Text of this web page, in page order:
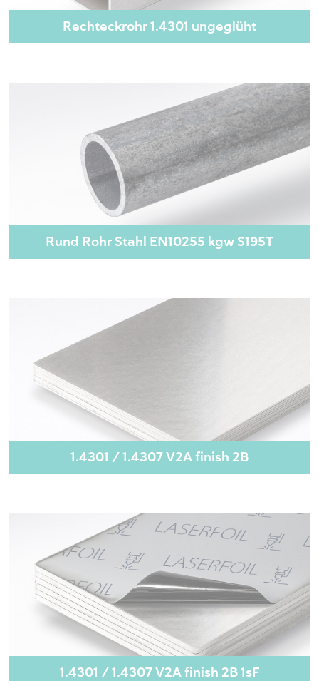
Rechteckrohr 1.4301 ungeglüht
Rund Rohr Stahl EN10255 kgw S195T
1.4301 / 1.4307 V2A finish 2B
1.4301 / 1.4307 V2A finish 2B 1sF